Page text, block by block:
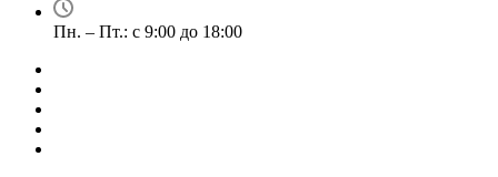
Пн. – Пт.: с 9:00 до 18:00